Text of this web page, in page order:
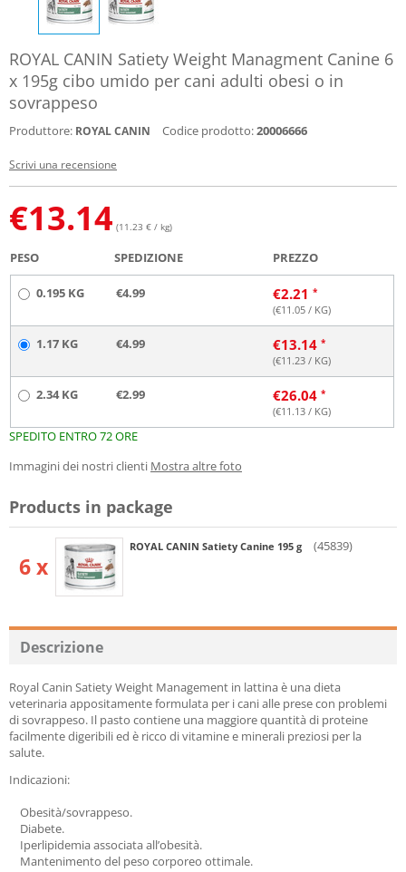
ROYAL CANIN Satiety Weight Managment Canine 6
x 195g cibo umido per cani adulti obesi o in
sovrappeso
Produttore: ROYAL CANIN Codice prodotto:20006666
Scrivi una recensione
€13.14 (11.23 € / kg)
PESO SPEDIZIONE PREZZO
0.195 KG €4.99 €2.21
(€11.05 / KG)
1.17 KG €4.99 €13.14
(€11.23 / KG)
2.34 KG €2.99 €26.04
(€11.13 / KG)
SPEDITO ENTRO 72 ORE
Immagini dei nostri clienti Mostra altre foto
Products in package
6 x
ROYAL CANIN Satiety Canine 195 g (45839)
Descrizione
Royal Canin Satiety Weight Management in lattina è una dieta
veterinaria appositamente formulata per i cani alle prese con problemi
di sovrappeso. Il pasto contiene una maggiore quantità di proteine
facilmente digeribili ed è ricco di vitamine e minerali preziosi per la
salute.
Indicazioni:
Obesità/sovrappeso.
Diabete.
Iperlipidemia associata all’obesità.
Mantenimento del peso corporeo ottimale.